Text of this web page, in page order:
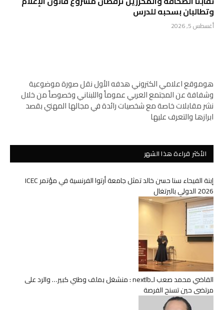
وتطالبان بسحبه للدرس
أغسطس 5, 2026
هوموقع اعلامي الكتروني هدفه الأول نقل صورة موضوعية
وشفافة عن المجتمع العربي عموماً واللبناني وخصوصاً من خلال
نشر مقابلات خاصة مع شخصيات رائدة في مجالها المهني بقصد
ابرازها والتعرف عليها
الأكثر قراءة هذا الشهر
إبنة الفيحاء سنا حسن خالد تمثل جامعة أرتوا الفرنسية في مؤتمر ICEC
2026 الدولي بالبرتغال
القاضي محمد صعب لـnextlb : منشغل بملف وطني كبير… والرد على
مرتضى حين تسنح الفرصة